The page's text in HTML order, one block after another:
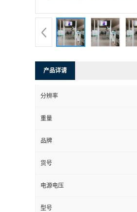
产品详请
分辨率
重量
品牌
货号
电源电压
型号